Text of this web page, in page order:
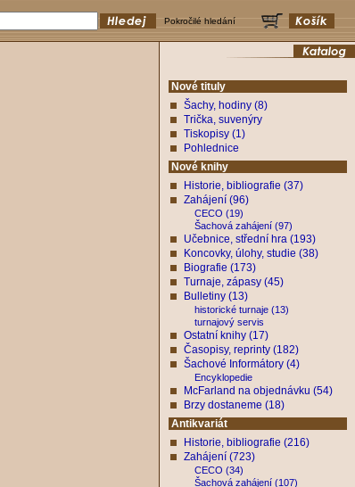
Pokročilé hledání
Nové tituly
Šachy, hodiny (8)
Trička, suvenýry
Tiskopisy (1)
Pohlednice
Nové knihy
Historie, bibliografie (37)
Zahájení (96)
CECO (19)
Šachová zahájení (97)
Učebnice, střední hra (193)
Koncovky, úlohy, studie (38)
Biografie (173)
Turnaje, zápasy (45)
Bulletiny (13)
historické turnaje (13)
turnajový servis
Ostatní knihy (17)
Časopisy, reprinty (182)
Šachové Informátory (4)
Encyklopedie
McFarland na objednávku (54)
Brzy dostaneme (18)
Antikvariát
Historie, bibliografie (216)
Zahájení (723)
CECO (34)
Šachová zahájení (107)